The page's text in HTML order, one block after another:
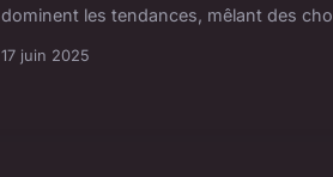
dominent les tendances, mêlant des
17 juin 2025